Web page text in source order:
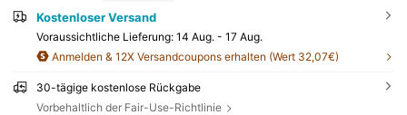
Kostenloser Versand
Voraussichtliche Lieferung: 14 Aug. - 17 Aug.
Anmelden & 12X Versandcoupons erhalten (Wert 32,07€)
30-tägige kostenlose Rückgabe
Vorbehaltlich der Fair-Use-Richtlinie